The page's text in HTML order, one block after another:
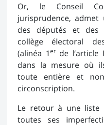
Or, le Conseil
jurisprudence, admet
des députés et des
collège électoral
(alinéa 1erde l’article
dans la mesure où
toute entière et
circonscription.
Le retour à une liste
toutes ses